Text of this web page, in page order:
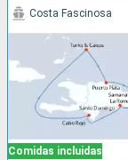
Comidas incluidas
Costa Fascinosa